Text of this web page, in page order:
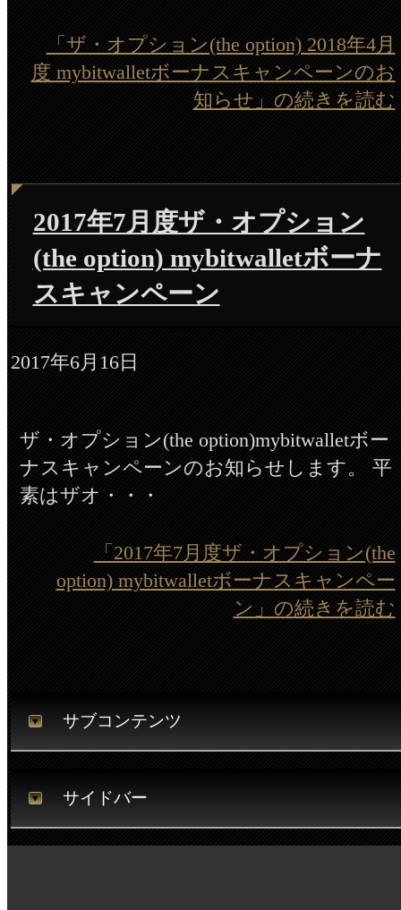
「ザ・オプション(the option) 2018年4月
度 mybitwalletボーナスキャンペーンのお
知らせ」の続きを読む
2017年7月度ザ・オプション
(the option) mybitwalletボーナ
スキャンペーン
2017年6月16日
ザ・オプション(the option)mybitwalletボー
ナスキャンペーンのお知らせします。 平
素はザオ・・・
「2017年7月度ザ・オプション(the
option) mybitwalletボーナスキャンペー
ン」の続きを読む
サブコンテンツ
サイドバー